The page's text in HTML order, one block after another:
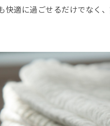
快適に過ごせるだけでなく